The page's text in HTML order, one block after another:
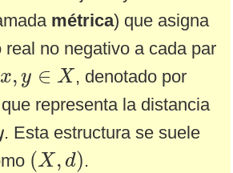
métrica) que asigna
real no negativo a cada par
x, y ∈ X
x, y∈X
, denotado por
representa la distancia
. Esta estructura se suele
(X, d)
( X, ) .